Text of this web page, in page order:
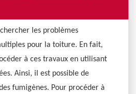
les problèmes
pour la toiture. En fait,
à ces travaux en utilisant
Ainsi, il est possible de
fumigènes. Pour procéder à